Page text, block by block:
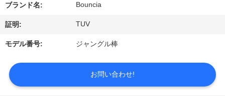
私
達
つ
ブランド名: Bouncia
証明: TUV
モデル番号: ジャングル棒
お問い合わせ!